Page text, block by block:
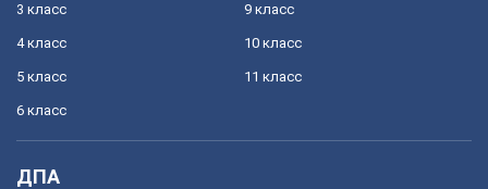
3 класс
4 класс
5 класс
6 класс
9 класс
10 класс
11 класс
ДПА